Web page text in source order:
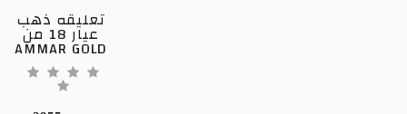
تعليقه ذهب
عيار 18 من
AMMAR GOLD